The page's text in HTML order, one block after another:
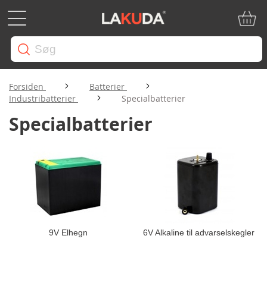
Forsiden
Batterier
Industribatterier
Specialbatterier
Specialbatterier
9V Elhegn 6V Alkaline til advarselskegler